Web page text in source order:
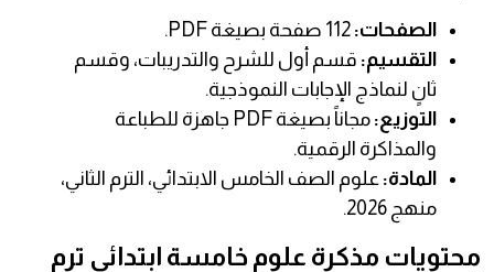
الصفحات:
التقسيم: قسم أول للشرح والتدريبات، وقسم
ثانٍ لنماذج الإجابات النموذجية.
التوزيع:
مجاناً بصيغة PDF جاهزة للطباعة
والمذاكرة الرقمية.
المادة: علوم الصف الخامس الابتدائي، الترم الثاني،
منهج 2026.
محتويات مذكرة علوم خامسة ابتدائي ترم